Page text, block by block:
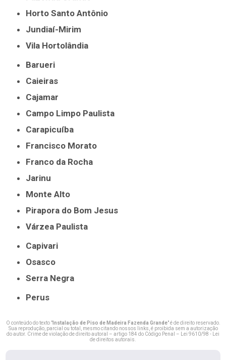
Horto Santo Antônio
Jundiaí-Mirim
Vila Hortolândia
Barueri
Caieiras
Cajamar
Campo Limpo Paulista
Carapicuíba
Francisco Morato
Franco da Rocha
Jarinu
Monte Alto
Pirapora do Bom Jesus
Várzea Paulista
Capivari
Osasco
Serra Negra
Perus
O conteúdo do texto "Instalação de Piso de Madeira Fazenda Grande" é de direito reservado.
Sua reprodução, parcial ou total, mesmo citando nossos links, é proibida sem a autorização
do autor. Crime de violação de direito autoral – artigo 184 do Código Penal –
Lei 9610/98 - Lei
de direitos autorais